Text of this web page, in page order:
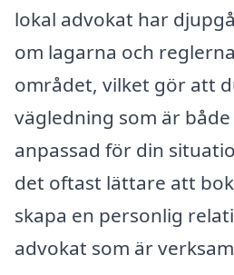
lokal advokat har
om lagarna och
området, vilket gör att
vägledning som är
anpassad för din
det oftast lättare att
skapa en personlig
advokat som är